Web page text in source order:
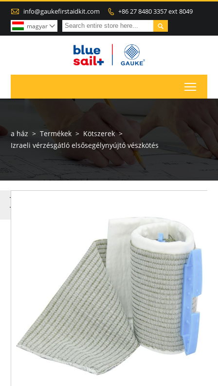
 info@gaukefirstaidkit.com  +86 27 8480 3357 ext 8049

magyar 
a ház > Termékek > Kötszerek >
Izraeli vérzésgátló elsősegélynyújtó vészkötés
TÖBB
TERMÉK